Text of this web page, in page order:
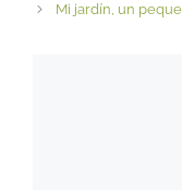
Mi jardín, un